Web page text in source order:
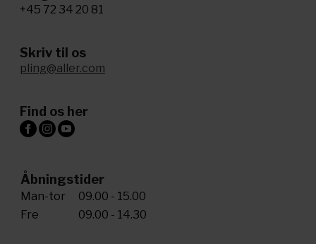
+45 72 34 20 81
Skriv til os
pling@aller.com
Find os her
Åbningstider
Man-tor
09.00 - 15.00
Fre
09.00 - 14.30